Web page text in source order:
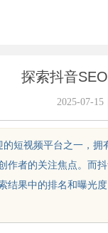
探索抖音
2025-07-15
短视频平台之一，
作者的关注焦点。而
结果中的排名和曝光